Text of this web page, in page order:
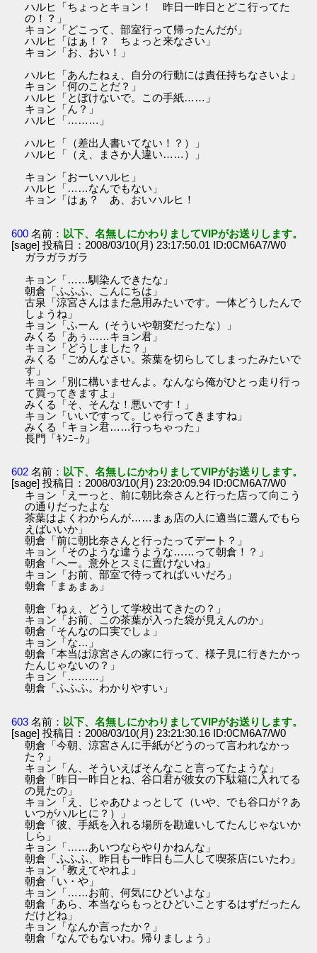
ハルヒ「ちょっとキョン！ 昨日一昨日とどこ行ってた
の！？」
キョン「どこって、部室行って帰ったんだが」
ハルヒ「はぁ！？ ちょっと来なさい」
キョン「お、おい！」
ハルヒ「あんたねぇ、自分の行動には責任持ちなさいよ」
キョン「何のことだ？」
ハルヒ「とぼけないで。この手紙……」
キョン「ん？」
ハルヒ「………」
ハルヒ「（差出人書いてない！？）」
ハルヒ「（え、まさか人違い……）」
キョン「おーいハルヒ」
ハルヒ「……なんでもない」
キョン「はぁ？ あ、おいハルヒ！
600 名前： 以下、名無しにかわりましてVIPがお送りします。
[sage] 投稿日：2008/03/10(月) 23:17:50.01 ID:0CM6A7/W0
ガラガラガラ
キョン「……馴染んできたな」
朝倉「ふふふ、こんにちは」
古泉「涼宮さんはまた急用みたいです。一体どうしたんで
しょうね」
キョン「ふーん（そういや朝変だったな）」
みくる「あぅ……キョン君」
キョン「どうしました？」
みくる「ごめんなさい。茶葉を切らしてしまったみたいで
す」
キョン「別に構いませんよ。なんなら俺がひとっ走り行っ
て買ってきますよ」
みくる「そ、そんな！悪いです！」
キョン「いいですって。じゃ行ってきますね」
みくる「キョン君……行っちゃった」
長門「ｷﾝﾆｰｸ」
602 名前： 以下、名無しにかわりましてVIPがお送りします。
[sage] 投稿日：2008/03/10(月) 23:20:09.94 ID:0CM6A7/W0
キョン「えーっと、前に朝比奈さんと行った店って向こう
の通りだったよな
茶葉はよくわからんが……まぁ店の人に適当に選んでもら
えばいいか」
朝倉「前に朝比奈さんと行ったってデート？」
キョン「そのような違うような……って朝倉！？」
朝倉「へー。意外とスミに置けないね」
キョン「お前、部室で待ってればいいだろ」
朝倉「まぁまぁ」
朝倉「ねぇ、どうして学校出てきたの？」
キョン「お前、この茶葉が入った袋が見えんのか」
朝倉「そんなの口実でしょ」
キョン「な…」
朝倉「本当は涼宮さんの家に行って、様子見に行きたかっ
たんじゃないの？」
キョン「………」
朝倉「ふふふ。わかりやすい」
603 名前： 以下、名無しにかわりましてVIPがお送りします。
[sage] 投稿日：2008/03/10(月) 23:21:30.16 ID:0CM6A7/W0
朝倉「今朝、涼宮さんに手紙がどうのって言われなかっ
た？」
キョン「ん、そういえばそんなこと言ってたような」
朝倉「昨日一昨日とね、谷口君が彼女の下駄箱に入れてる
の見たの」
キョン「え、じゃあひょっとして（いや、でも谷口が？あ
いつがハルヒに？）」
朝倉「彼、手紙を入れる場所を勘違いしてたんじゃないか
しら」
キョン「……あいつならやりかねんな」
朝倉「ふふふ、昨日も一昨日も二人して喫茶店にいたわ」
キョン「教えてやれよ」
朝倉「い・や」
キョン「……お前、何気にひどいよな」
朝倉「あら、本当ならもっとひどいことするはずだったん
だけどね」
キョン「なんか言ったか？」
朝倉「なんでもないわ。帰りましょう」